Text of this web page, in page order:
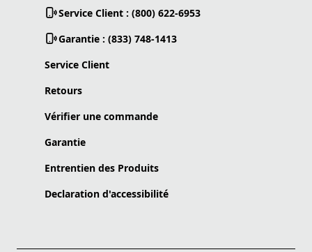
Service Client : (800) 622-6953
Garantie : (833) 748-1413
Service Client
Retours
Vérifier une commande
Garantie
Entrentien des Produits
Declaration d'accessibilité